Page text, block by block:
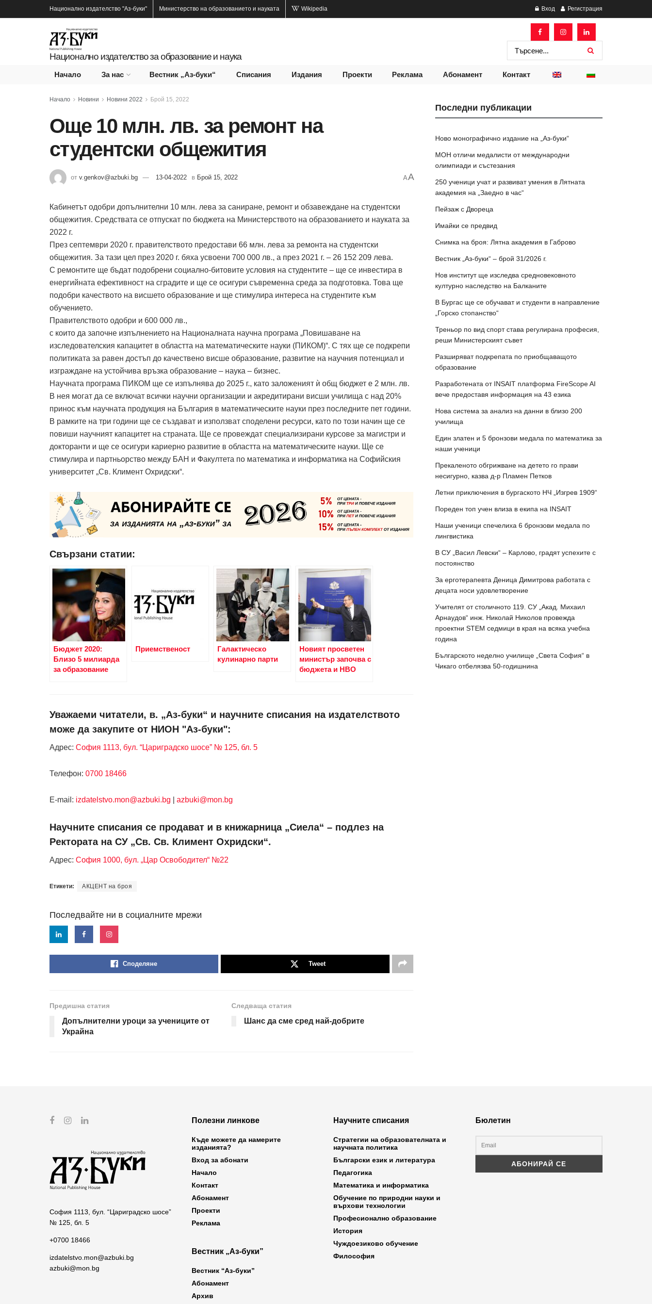
Национално издателство "Аз-буки" Министерство на образованието и науката Wikipedia Вход Регистрация
Национално издателство за образование и наука
Начало За нас Вестник „Аз-буки“ Списания Издания Проекти Реклама Абонамент Контакт
Начало Новини Новини 2022 Брой 15, 2022
Още 10 млн. лв. за ремонт на
студентски общежития
от v.genkov@azbuki.bg 13-04-2022 в Брой 15, 2022 AA
Кабинетът одобри допълнителни 10 млн. лева за саниране, ремонт и обзавеждане на студентски
общежития. Средствата се отпускат по бюджета на Министерството на образованието и науката за
2022 г.
През септември 2020 г. правителството предостави 66 млн. лева за ремонта на студентски
общежития. За тази цел през 2020 г. бяха усвоени 700 000 лв., а през 2021 г. – 26 152 209 лева.
С ремонтите ще бъдат подобрени социално-битовите условия на студентите – ще се инвестира в
енергийната ефективност на сградите и ще се осигури съвременна среда за подготовка. Това ще
подобри качеството на висшето образование и ще стимулира интереса на студентите към
обучението.
Правителството одобри и 600 000 лв.,
с които да започне изпълнението на Националната научна програма „Повишаване на
изследователския капацитет в областта на математическите науки (ПИКОМ)“. С тях ще се подкрепи
политиката за равен достъп до качествено висше образование, развитие на научния потенциал и
изграждане на устойчива връзка образование – наука – бизнес.
Научната програма ПИКОМ ще се изпълнява до 2025 г., като заложеният ѝ общ бюджет е 2 млн. лв.
В нея могат да се включат всички научни организации и акредитирани висши училища с над 20%
принос към научната продукция на България в математическите науки през последните пет години.
В рамките на три години ще се създават и използват споделени ресурси, като по този начин ще се
повиши научният капацитет на страната. Ще се провеждат специализирани курсове за магистри и
докторанти и ще се осигури кариерно развитие в областта на математическите науки. Ще се
стимулира и партньорство между БАН и Факултета по математика и информатика на Софийския
университет „Св. Климент Охридски“.
Свързани статии:
Бюджет 2020:
Близо 5 милиарда
за образование
Приемственост
Галактическо
кулинарно парти
Новият просветен
министър започва с
бюджета и НВО
Уважаеми читатели, в. „Аз-буки“ и научните списания на издателството
може да закупите от НИОН "Аз-буки":
Адрес: София 1113, бул. “Цариградско шосе” № 125, бл. 5
Телефон: 0700 18466
Е-mail: izdatelstvo.mon@azbuki.bg azbuki@mon.bg
Научните списания се продават и в книжарница „Сиела“ – подлез на
Ректората на СУ „Св. Св. Климент Охридски“.
Адрес: София 1000, бул. „Цар Освободител“ №22
Етикети: АКЦЕНТ на броя
Последвайте ни в социалните мрежи
Споделяне Tweet
Предишна статия
Допълнителни уроци за учениците от
Украйна
Следваща статия
Шанс да сме сред най-добрите
Последни публикации
Ново монографично издание на „Аз-буки“
МОН отличи медалисти от международни
олимпиади и състезания
250 ученици учат и развиват умения в Лятната
академия на „Заедно в час“
Пейзаж с Двореца
Имайки се предвид
Снимка на броя: Лятна академия в Габрово
Вестник „Аз-буки“ – брой 31/2026 г.
Нов институт ще изследва средновековното
културно наследство на Балканите
В Бургас ще се обучават и студенти в направление
„Горско стопанство“
Треньор по вид спорт става регулирана професия,
реши Министерският съвет
Разширяват подкрепата по приобщаващото
образование
Разработената от INSAIT платформа FireScope AI
вече предоставя информация на 43 езика
Нова система за анализ на данни в близо 200
училища
Един златен и 5 бронзови медала по математика за
наши ученици
Прекаленото обгрижване на детето го прави
несигурно, казва д-р Пламен Петков
Летни приключения в бургаското НЧ „Изгрев 1909“
Пореден топ учен влиза в екипа на INSAIT
Наши ученици спечелиха 6 бронзови медала по
лингвистика
В СУ „Васил Левски“ – Карлово, градят успехите с
постоянство
За ерготерапевта Деница Димитрова работата с
децата носи удовлетворение
Учителят от столичното 119. СУ „Акад. Михаил
Арнаудов“ инж. Николай Николов провежда
проектни STEM седмици в края на всяка учебна
година
Българското неделно училище „Света София“ в
Чикаго отбелязва 50-годишнина
София 1113, бул. “Цариградско шосе”
№ 125, бл. 5
+0700 18466
izdatelstvo.mon@azbuki.bg
azbuki@mon.bg
Полезни линкове
Къде можете да намерите
изданията?
Вход за абонати
Начало
Контакт
Абонамент
Проекти
Реклама
Вестник „Аз-буки”
Вестник “Аз-буки”
Абонамент
Архив
Научните списания
Стратегии на образователната и
научната политика
Български език и литература
Педагогика
Математика и информатика
Обучение по природни науки и
върхови технологии
Професионално образование
История
Чуждоезиково обучение
Философия
Бюлетин